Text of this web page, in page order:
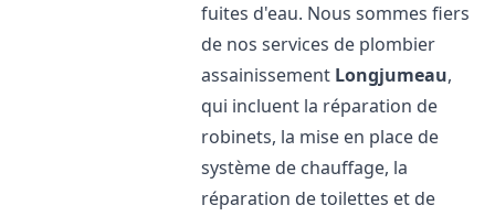
fuites d'eau. Nous sommes fiers
de nos services de plombier
assainissement Longjumeau,
qui incluent la réparation de
robinets, la mise en place de
système de chauffage, la
réparation de toilettes et de